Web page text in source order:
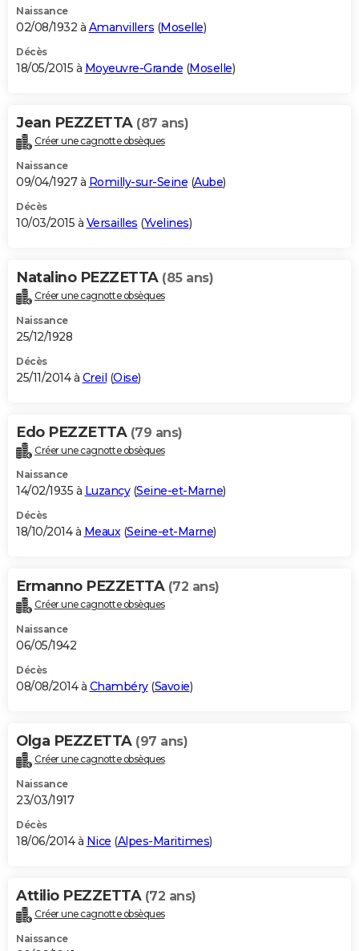
Naissance
02/08/1932 à Amanvillers (Moselle)
Décès
18/05/2015 à Moyeuvre-Grande (Moselle)
Jean PEZZETTA (87 ans)
Créer une cagnotte obsèques
Naissance
09/04/1927 à Romilly-sur-Seine (Aube)
Décès
10/03/2015 à Versailles (Yvelines)
Natalino PEZZETTA (85 ans)
Créer une cagnotte obsèques
Naissance
25/12/1928
Décès
25/11/2014 à Creil (Oise)
Edo PEZZETTA (79 ans)
Créer une cagnotte obsèques
Naissance
14/02/1935 à Luzancy(Seine-et-Marne)
Décès
18/10/2014 à Meaux(Seine-et-Marne)
Ermanno PEZZETTA (72 ans)
Créer une cagnotte obsèques
Naissance
06/05/1942
Décès
08/08/2014 à Chambéry(Savoie)
Olga PEZZETTA (97 ans)
Créer une cagnotte obsèques
Naissance
23/03/1917
Décès
18/06/2014 à Nice (Alpes-Maritimes)
Attilio PEZZETTA (72 ans)
Créer une cagnotte obsèques
Naissance